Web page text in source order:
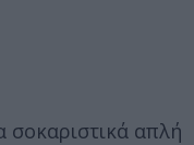
σοκαριστικά απλή